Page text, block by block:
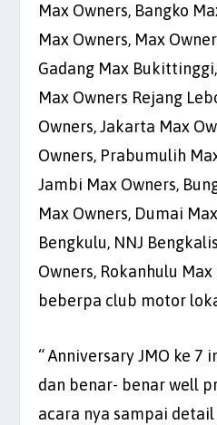
Max Owners, Bangko
Max Owners, Max
Gadang Max
Max Owners Rejang
Owners, Jakarta Max
Owners, Prabumulih
Jambi Max Owners,
Max Owners, Dumai
Bengkulu, NNJ
Owners, Rokanhulu
beberpa club motor
“ Anniversary JMO ke 7
dan benar- benar well
acara nya sampai